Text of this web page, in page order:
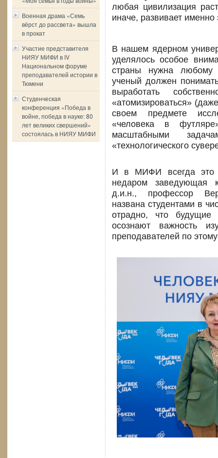
Военная драма «Семь
вёрст до рассвета» вышла
в прокат
Участие представителя
НИЯУ МИФИ в IV
Национальном форуме
преподавателей истории в
Тюмени
Студенческая
конференция «Победа в
войне, победа в науке: 80
лет великих свершений»
состоялась в НИЯУ МИФИ
любая цивилизация
иначе, развивает
В нашем ядерном
уделялось особое
страны нужна любому
ученый должен
выработать
«атомизироваться»
своем предмете
«человека в
масштабными
«технологического
И в МИФИ всегда это
недаром
д.и.н., профессор
названа студентами в
отрадно, что будущие
осознают важность
преподавателей по